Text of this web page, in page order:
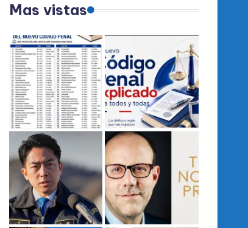
Mas vistas